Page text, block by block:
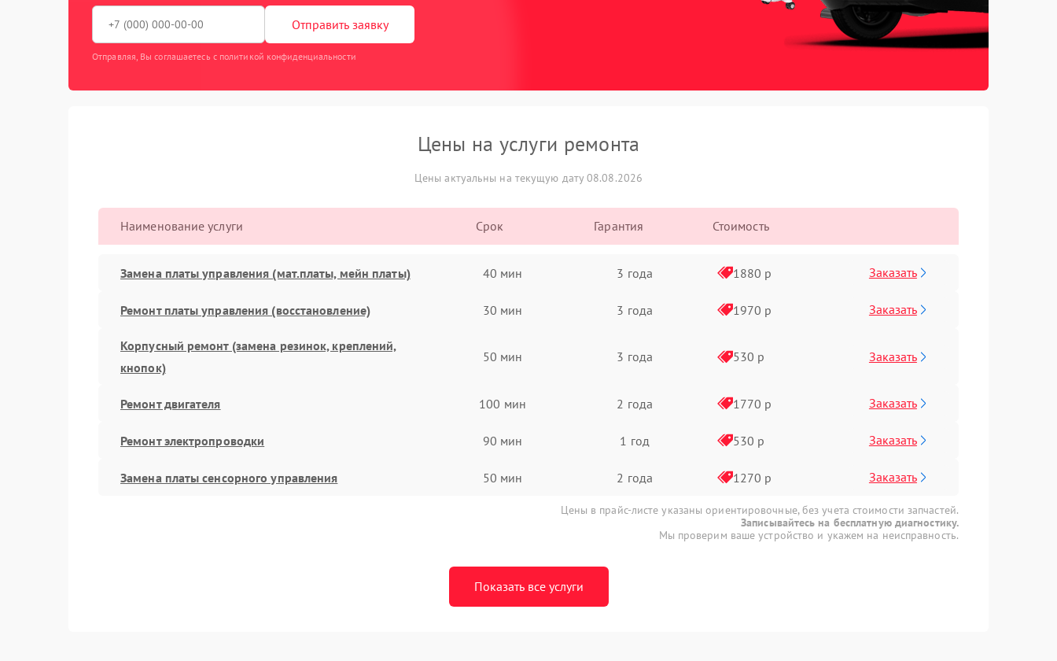
Отправить заявку
Отправляя, Вы соглашаетесь с политикой конфиденциальности
Цены на услуги ремонта
Цены актуальны на текущую дату 08.08.2026
Наименование услуги Срок Гарантия Стоимость
Замена платы управления (мат.платы, мейн платы) 40 мин 3 года 1880 р Заказать
Ремонт платы управления (восстановление) 30 мин 3 года 1970 р Заказать
Корпусный ремонт (замена резинок, креплений,
кнопок)
50 мин 3 года 530 р Заказать
Ремонт двигателя 100 мин 2 года 1770 р Заказать
Ремонт электропроводки 90 мин 1 год 530 р Заказать
Замена платы сенсорного управления 50 мин 2 года 1270 р Заказать
Цены в прайс-листе указаны ориентировочные, без учета стоимости запчастей.
Записывайтесь на бесплатную диагностику.
Мы проверим ваше устройство и укажем на неисправность.
Показать все услуги